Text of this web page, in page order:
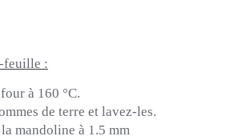
feuille :
à 160 °C.
de terre et lavez-les.
mandoline à 1.5 mm